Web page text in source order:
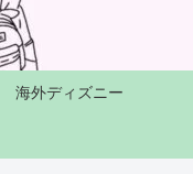
海外ディズニー